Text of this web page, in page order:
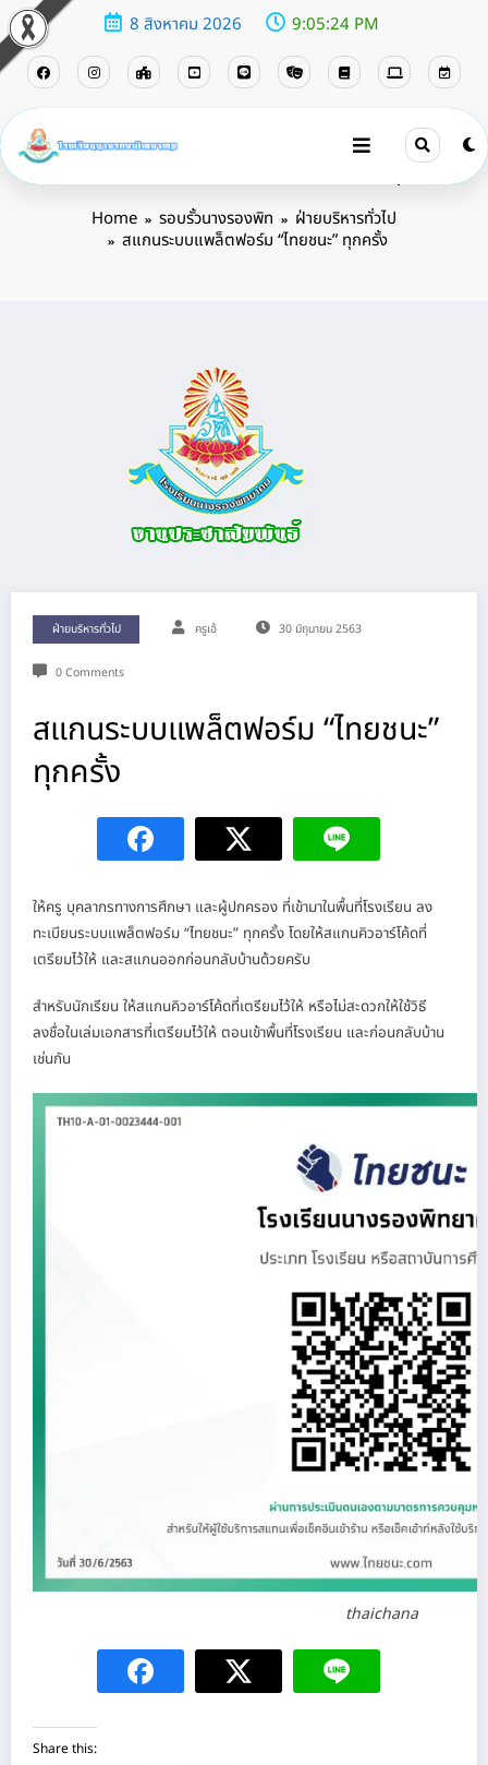
8 สิงหาคม 2026 9:05:25 PM
สแกนระบบแพล็ตฟอร์ม “ไทยชนะ” ทุกครั้ง
Home รอบรั้วนางรองพิท
ฝ่ายบริหารทั่วไป
สแกนระบบแพล็ตฟอร์ม “ไทยชนะ” ทุกครั้ง
ฝ่ายบริหารทั่วไป ครูเอ้ 30 มิถุนายน 2563
0 Comments
สแกนระบบแพล็ตฟอร์ม “ไทยชนะ”
ทุกครั้ง
ให้ครู บุคลากรทางการศึกษา และผู้ปกครอง ที่เข้ามาในพื้นที่โรงเรียน ลง
ทะเบียนระบบแพล็ตฟอร์ม “ไทยชนะ” ทุกครั้ง โดยให้สแกนคิวอาร์โค้ดที่
เตรียมไว้ให้ และสแกนออกก่อนกลับบ้านด้วยครับ
สำหรับนักเรียน ให้สแกนคิวอาร์โค้ดที่เตรียมไว้ให้ หรือไม่สะดวกให้ใช้วิธี
ลงชื่อในเล่มเอกสารที่เตรียมไว้ให้ ตอนเข้าพื้นที่โรงเรียน และก่อนกลับบ้าน
เช่นกัน
thaichana
Share this: